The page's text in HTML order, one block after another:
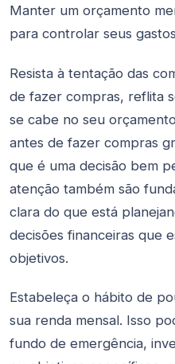
Manter um orçamento
para controlar seus
Resista à tentação das
de fazer compras, reflita
se cabe no seu
antes de fazer compras
que é uma decisão bem
atenção também são
clara do que está
decisões financeiras que
objetivos.
Estabeleça o hábito de
sua renda mensal. Isso
fundo de emergência,